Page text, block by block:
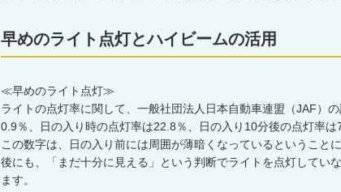
早めのライト点灯とハイビームの活用
≪早めのライト点灯≫
ライトの点灯率に関して、一般社団法人日本自動車連盟（JAF）
0.9％、日の入り時の点灯率は22.8％、日の入り10分後の点灯率は
この数字は、日の入り前には周囲が薄暗くなっているということ
後にも、「まだ十分に見える」という判断でライトを点灯してい
ます。